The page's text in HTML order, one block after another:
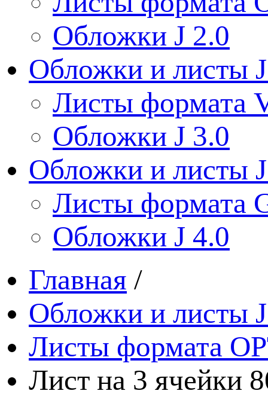
Обложки J 2.0
Обложки и листы
Листы формата
Обложки J 3.0
Обложки и листы
Листы формата
Обложки J 4.0
Главная /
Обложки и листы
Листы формата
Лист на 3 ячейки